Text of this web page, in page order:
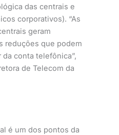
das centrais e
corporativos). “As
geram
reduções que podem
conta telefônica”,
de Telecom da
é um dos pontos da